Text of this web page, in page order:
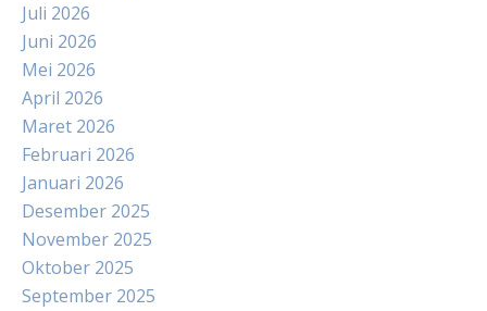
Juli 2026
Juni 2026
Mei 2026
April 2026
Maret 2026
Februari 2026
Januari 2026
Desember 2025
November 2025
Oktober 2025
September 2025